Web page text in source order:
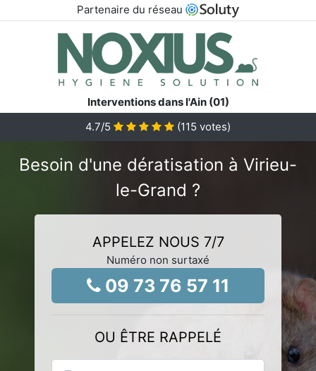
Partenaire du réseau
Interventions dans l'Ain (01)
4.7/5 (115 votes)
Besoin d'une dératisation à Virieu-
le-Grand ?
APPELEZ NOUS 7/7
Numéro non surtaxé
09 73 76 57 11
OU ÊTRE RAPPELÉ